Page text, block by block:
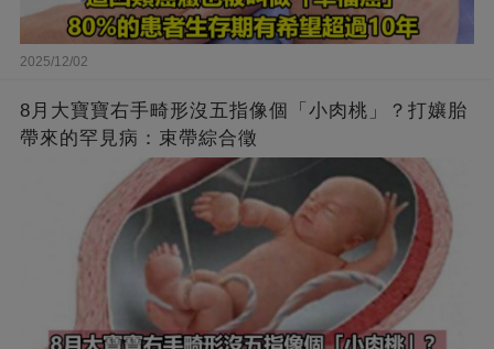
2025/12/02
8月大寶寶右手畸形沒五指像個「小肉桃」？打孃胎
帶來的罕見病：束帶綜合徵